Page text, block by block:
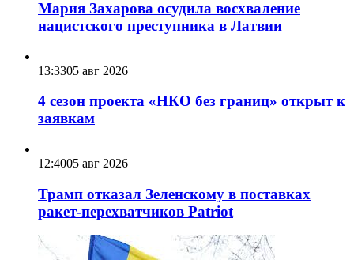
Мария Захарова осудила восхваление
нацистского преступника в Латвии
13:3305 авг 2026
4 сезон проекта «НКО без границ» открыт к
заявкам
12:4005 авг 2026
Трамп отказал Зеленскому в поставках
ракет-перехватчиков Patriot